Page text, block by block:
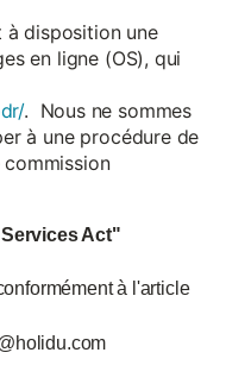
à disposition une
en ligne (OS), qui
. Nous ne sommes
à une procédure de
Act"
à l'article